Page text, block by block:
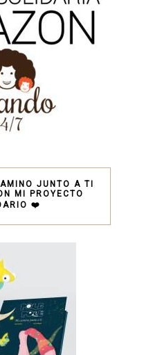
JUNTO A TI
MI PROYECTO
❤️